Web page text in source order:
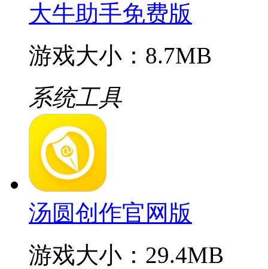
大牛助手免费版
游戏大小：8.7MB
系统工具
汤圆创作官网版
游戏大小：29.4MB